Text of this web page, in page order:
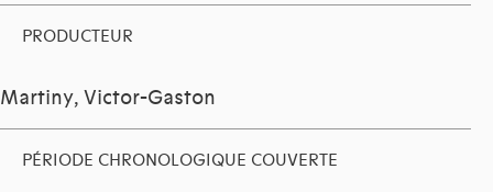
PRODUCTEUR
Martiny, Victor-Gaston
PÉRIODE CHRONOLOGIQUE COUVERTE